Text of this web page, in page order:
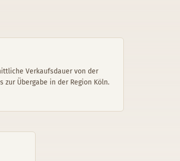
Verkaufsdauer von der
zur Übergabe in der Region Köln.